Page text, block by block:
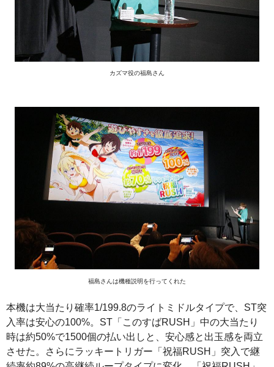
カズマ役の福島さん
福島さんは機種説明を行ってくれた
本機は大当たり確率1/199.8のライトミドルタイプで、ST突
入率は安心の100%。ST「このすばRUSH」中の大当たり
時は約50%で1500個の払い出しと、安心感と出玉感を両立
させた。さらにラッキートリガー「祝福RUSH」突入で継